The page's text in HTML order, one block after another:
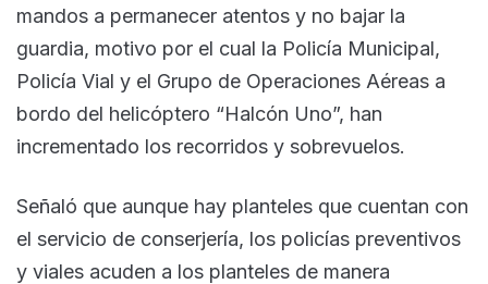
mandos a permanecer atentos y no bajar la
guardia, motivo por el cual la Policía Municipal,
Policía Vial y el Grupo de Operaciones Aéreas a
bordo del helicóptero “Halcón Uno”, han
incrementado los recorridos y sobrevuelos.
Señaló que aunque hay planteles que cuentan con
el servicio de conserjería, los policías preventivos
y viales acuden a los planteles de manera